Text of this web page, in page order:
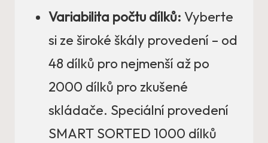
Variabilita počtu dílků: Vyberte
si ze široké škály provedení – od
48 dílků pro nejmenší až po
2000 dílků pro zkušené
skládače. Speciální provedení
SMART SORTED 1000 dílků